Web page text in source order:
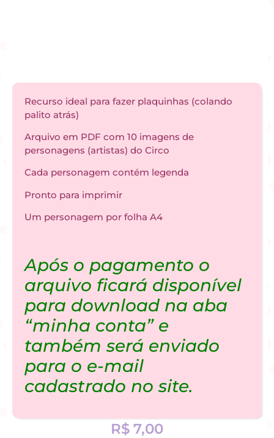
Recurso ideal para fazer plaquinhas (colando
palito atrás)
Arquivo em PDF com 10 imagens de
personagens (artistas) do Circo
Cada personagem contém legenda
Pronto para imprimir
Um personagem por folha A4
Após o pagamento o
arquivo ficará disponível
para download na aba
“minha conta” e
também será enviado
para o e-mail
cadastrado no site.
R$ 7,00